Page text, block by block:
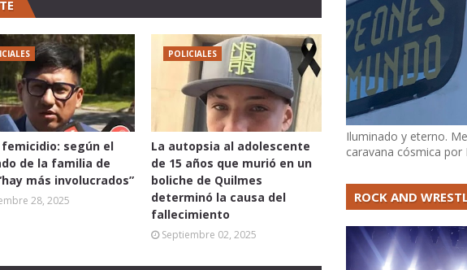
según el
de la familia de
más involucrados”
28, 2025
POLICIALES
La autopsia al adolescente
de 15 años que murió en un
boliche de Quilmes
determinó la causa del
fallecimiento
Septiembre 02, 2025
Iluminado y eterno.
caravana cósmica por
ROCK AND